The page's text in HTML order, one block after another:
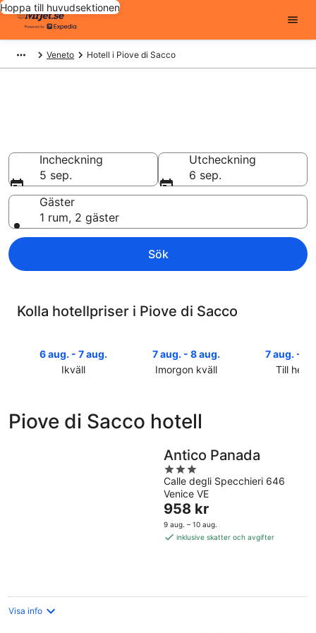
Hoppa till huvudsektionen
Veneto Hotell i Piove di Sacco
Incheckning
5 sep.
Utcheckning
6 sep.
Gäster
1 rum, 2 gäster
Sök
Kolla hotellpriser i Piove di Sacco
6 aug. - 7 aug.
Ikväll
Piove
7 aug. - 8 aug.
Imorgon kväll
Piove
Sacco
imorgon
natt,
aug.
7 aug. - 9
Till
Sacco
helgen,
9
Piove di Sacco hotell
Antico Panada
3
out
of
5
Calle degli Specchieri 646
Venice VE
Priset
är
958 kr
958 kr
9 aug. – 10 aug.
inklusive skatter och avgifter
Visa info